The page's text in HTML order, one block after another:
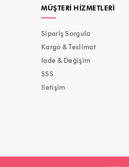
MÜŞTERI HIZMETLERI
Sipariş Sorgula
Kargo & Teslimat
İade & Değişim
SSS
İletişim